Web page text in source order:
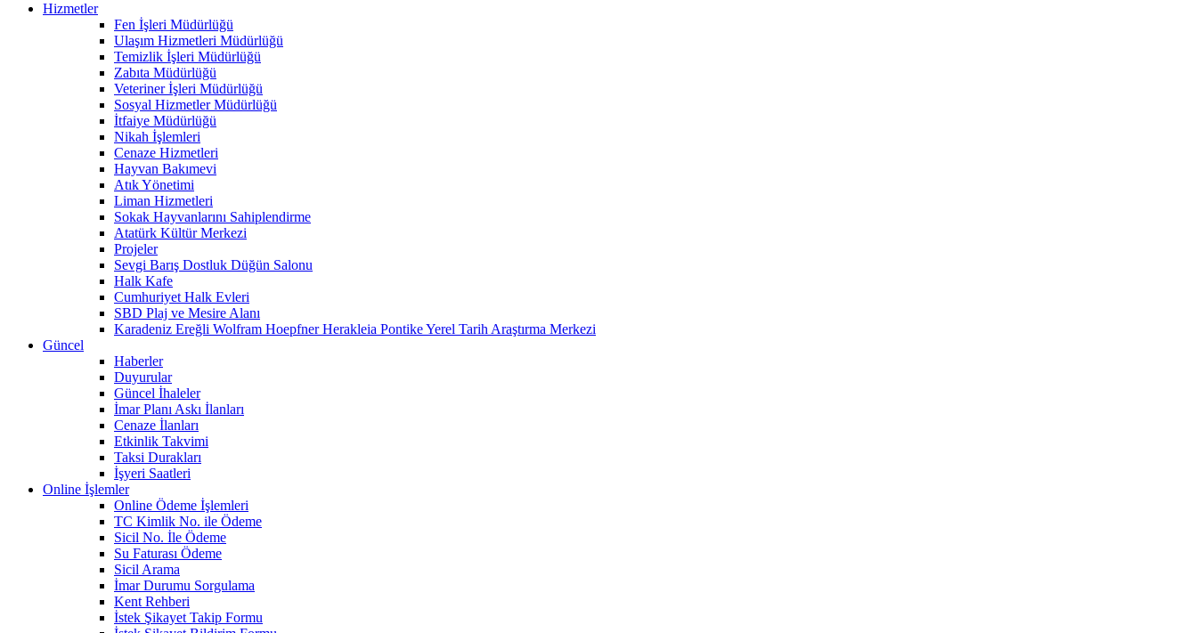
Hizmetler
Fen İşleri Müdürlüğü
Ulaşım Hizmetleri Müdürlüğü
Temizlik İşleri Müdürlüğü
Zabıta Müdürlüğü
Veteriner İşleri Müdürlüğü
Sosyal Hizmetler Müdürlüğü
İtfaiye Müdürlüğü
Nikah İşlemleri
Cenaze Hizmetleri
Hayvan Bakımevi
Atık Yönetimi
Liman Hizmetleri
Sokak Hayvanlarını Sahiplendirme
Atatürk Kültür Merkezi
Projeler
Sevgi Barış Dostluk Düğün Salonu
Halk Kafe
Cumhuriyet Halk Evleri
SBD Plaj ve Mesire Alanı
Karadeniz Ereğli Wolfram Hoepfner Herakleia Pontike Yerel Tarih Araştırma Merkezi
Güncel
Haberler
Duyurular
Güncel İhaleler
İmar Planı Askı İlanları
Cenaze İlanları
Etkinlik Takvimi
Taksi Durakları
İşyeri Saatleri
Online İşlemler
Online Ödeme İşlemleri
TC Kimlik No. ile Ödeme
Sicil No. İle Ödeme
Su Faturası Ödeme
Sicil Arama
İmar Durumu Sorgulama
Kent Rehberi
İstek Şikayet Takip Formu